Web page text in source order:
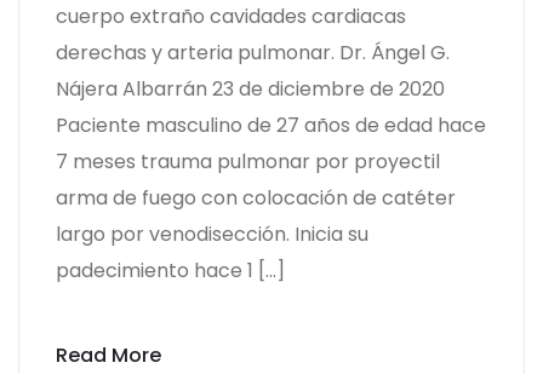
cuerpo extraño cavidades cardiacas
derechas y arteria pulmonar. Dr. Ángel G.
Nájera Albarrán 23 de diciembre de 2020​
Paciente masculino de 27 años de edad hace
7 meses trauma pulmonar por proyectil
arma de fuego con colocación de catéter
largo por venodisección. Inicia su
padecimiento hace 1 […]
Read More